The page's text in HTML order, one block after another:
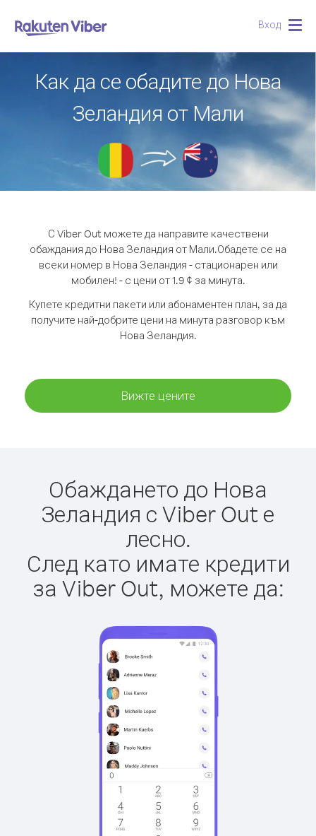
Вход
Как да се обадите до Нова
Зеландия от Мали
С Viber Out можете да направите качествени
обаждания до Нова Зеландия от Мали.Обадете се на
всеки номер в Нова Зеландия - стационарен или
мобилен! - с цени от 1.9 ¢ за минута.
Купете кредитни пакети или абонаментен план, за да
получите най-добрите цени на минута разговор към
Нова Зеландия.
Вижте цените
Обаждането до Нова
Зеландия с Viber Out е
лесно.
След като имате кредити
за Viber Out, можете да: